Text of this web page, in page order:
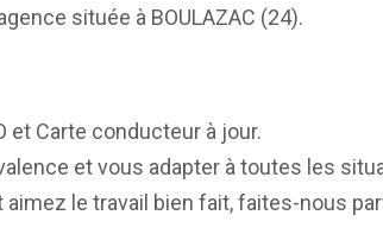
située à BOULAZAC (24).
et Carte conducteur à jour.
et vous adapter à toutes les
le travail bien fait, faites-nous